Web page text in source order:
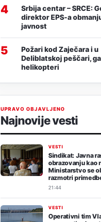
4
Srbija centar – SRCE:
direktor EPS-a
javnost
5
Požari kod Zaječara i u
Deliblatskoj peščari,
helikopteri
UPRAVO OBJAVLJENO
Najnovije vesti
VESTI
Sindikat: Javna
obrazovanju kao
Ministarstvo se
razmotri
21:44
VESTI
Operativni tim